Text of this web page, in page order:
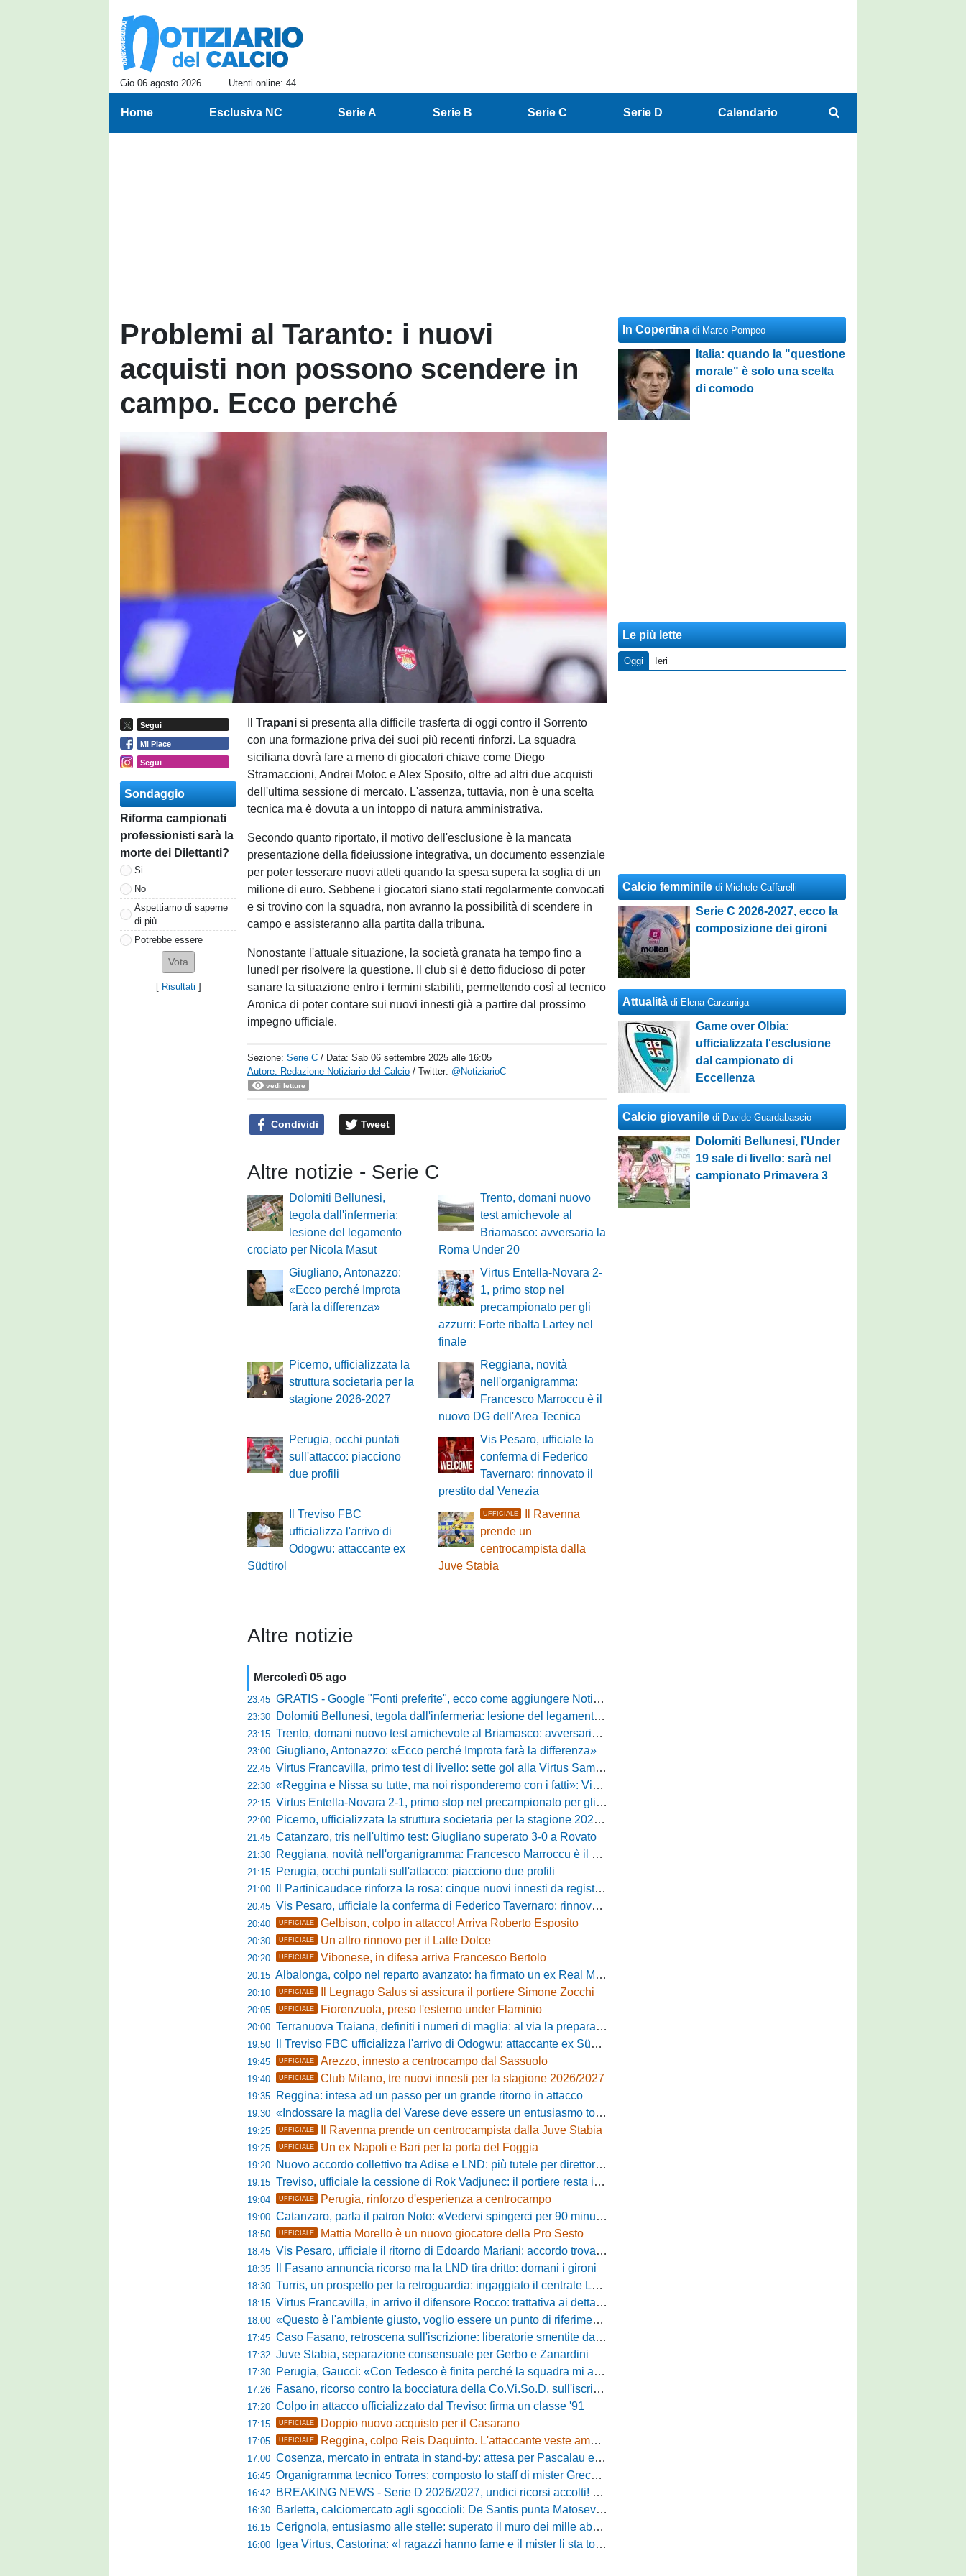
Gio 06 agosto 2026 Utenti online: 44
Home Esclusiva NC Serie A Serie B Serie C Serie D Calendario
Problemi al Taranto: i nuovi
acquisti non possono scendere in
campo. Ecco perché
Segui
Mi Piace
Segui
Sondaggio
Riforma campionati
professionisti sarà la
morte dei Dilettanti?
Si
No
Aspettiamo di saperne
di più
Potrebbe essere
[ Risultati ]
IlTrapanisi presenta alla difficile trasferta di oggi contro il Sorrento
con una formazione priva dei suoi più recenti rinforzi. La squadra
siciliana dovrà fare a meno di giocatori chiave come Diego
Stramaccioni, Andrei Motoc e Alex Sposito, oltre ad altri due acquisti
dell'ultima sessione di mercato. L'assenza, tuttavia, non è una scelta
tecnica ma è dovuta a un intoppo di natura amministrativa.
Secondo quanto riportato, il motivo dell'esclusione è la mancata
presentazione della fideiussione integrativa, un documento essenziale
per poter tesserare nuovi atleti quando la spesa supera la soglia di un
milione di euro. Sebbene i giocatori siano stati regolarmente convocati
e si trovino con la squadra, non avranno la possibilità di scendere in
campo e assisteranno alla partita dalla tribuna.
Nonostante l'attuale situazione, la società granata ha tempo fino a
lunedì per risolvere la questione. Il club si è detto fiducioso di poter
sanare la situazione entro i termini stabiliti, permettendo così al tecnico
Aronica di poter contare sui nuovi innesti già a partire dal prossimo
impegno ufficiale.
Sezione:Serie C / Data:Sab 06 settembre 2025 alle 16:05
Autore: Redazione Notiziario del Calcio / Twitter: @NotiziarioC
vedi letture
Condividi Tweet
Altre notizie - Serie C
Dolomiti Bellunesi,
tegola dall'infermeria:
lesione del legamento
crociato per Nicola Masut
Trento, domani nuovo
test amichevole al
Briamasco: avversaria la
Roma Under 20
Giugliano, Antonazzo:
«Ecco perché Improta
farà la differenza»
Virtus Entella-Novara 2-
1, primo stop nel
precampionato per gli
azzurri: Forte ribalta Lartey nel
finale
Picerno, ufficializzata la
struttura societaria per la
stagione 2026-2027
Reggiana, novità
nell'organigramma:
Francesco Marroccu è il
nuovo DG dell'Area Tecnica
Perugia, occhi puntati
sull'attacco: piacciono
due profili
Vis Pesaro, ufficiale la
conferma di Federico
Tavernaro: rinnovato il
prestito dal Venezia
Il Treviso FBC
ufficializza l'arrivo di
Odogwu: attaccante ex
Südtirol
UFFICIALE
Il Ravenna
prende un
centrocampista dalla
Juve Stabia
Altre notizie
Mercoledì 05 ago
23:45 GRATIS - Google "Fonti preferite", ecco come aggiungere NotiziarioCalcio alle tue notizie
23:30 Dolomiti Bellunesi, tegola dall'infermeria: lesione del legamento crociato per Nicola Masut
23:15 Trento, domani nuovo test amichevole al Briamasco: avversaria la Roma Under 20
23:00 Giugliano, Antonazzo: «Ecco perché Improta farà la differenza»
22:45 Virtus Francavilla, primo test di livello: sette gol alla Virtus Sammarco e colpo in difesa
22:30 «Reggina e Nissa su tutte, ma noi risponderemo con i fatti»: Vibonese, parla il ds Maglia
22:15 Virtus Entella-Novara 2-1, primo stop nel precampionato per gli azzurri: Forte ribalta Lartey nel finale
22:00 Picerno, ufficializzata la struttura societaria per la stagione 2026-2027
21:45 Catanzaro, tris nell'ultimo test: Giugliano superato 3-0 a Rovato
21:30 Reggiana, novità nell'organigramma: Francesco Marroccu è il nuovo DG dell'Area Tecnica
21:15 Perugia, occhi puntati sull'attacco: piacciono due profili
21:00 Il Partinicaudace rinforza la rosa: cinque nuovi innesti da registrare
20:45 Vis Pesaro, ufficiale la conferma di Federico Tavernaro: rinnovato il prestito dal Venezia
20:40 UFFICIALE Gelbison, colpo in attacco! Arriva Roberto Esposito
20:30 UFFICIALE Un altro rinnovo per il Latte Dolce
20:20 UFFICIALE Vibonese, in difesa arriva Francesco Bertolo
20:15 Albalonga, colpo nel reparto avanzato: ha firmato un ex Real Monterotondo
20:10 UFFICIALE Il Legnago Salus si assicura il portiere Simone Zocchi
20:05 UFFICIALE Fiorenzuola, preso l'esterno under Flaminio
20:00 Terranuova Traiana, definiti i numeri di maglia: al via la preparazione e la sfida con il Grosseto
19:50 Il Treviso FBC ufficializza l'arrivo di Odogwu: attaccante ex Südtirol
19:45 UFFICIALE Arezzo, innesto a centrocampo dal Sassuolo
19:40 UFFICIALE Club Milano, tre nuovi innesti per la stagione 2026/2027
19:35 Reggina: intesa ad un passo per un grande ritorno in attacco
19:30 «Indossare la maglia del Varese deve essere un entusiasmo totale»: mister Ciceri traccia la strada e carica i biancorossi
19:25 UFFICIALE Il Ravenna prende un centrocampista dalla Juve Stabia
19:25 UFFICIALE Un ex Napoli e Bari per la porta del Foggia
19:20 Nuovo accordo collettivo tra Adise e LND: più tutele per direttori sportivi e collaboratori
19:15 Treviso, ufficiale la cessione di Rok Vadjunec: il portiere resta in Italia, ecco dove
19:04 UFFICIALE Perugia, rinforzo d'esperienza a centrocampo
19:00 Catanzaro, parla il patron Noto: «Vedervi spingerci per 90 minuti è meraviglioso, costruiamo qualcosa di unico»
18:50 UFFICIALE Mattia Morello è un nuovo giocatore della Pro Sesto
18:45 Vis Pesaro, ufficiale il ritorno di Edoardo Mariani: accordo trovato con il Venezia
18:35 Il Fasano annuncia ricorso ma la LND tira dritto: domani i gironi
18:30 Turris, un prospetto per la retroguardia: ingaggiato il centrale Leopoldo Battipaglia
18:15 Virtus Francavilla, in arrivo il difensore Rocco: trattativa ai dettagli con il Cosenza
18:00 «Questo è l'ambiente giusto, voglio essere un punto di riferimento»: Noah Lewis carica la Dolomiti Bellunesi
17:45 Caso Fasano, retroscena sull'iscrizione: liberatorie smentite da due calciatori, ecco chi
17:32 Juve Stabia, separazione consensuale per Gerbo e Zanardini
17:30 Perugia, Gaucci: «Con Tedesco è finita perché la squadra mi addormentava»
17:26 Fasano, ricorso contro la bocciatura della Co.Vi.So.D. sull'iscrizione in Serie D
17:20 Colpo in attacco ufficializzato dal Treviso: firma un classe '91
17:15 UFFICIALE Doppio nuovo acquisto per il Casarano
17:05 UFFICIALE Reggina, colpo Reis Daquinto. L'attaccante veste amaranto
17:00 Cosenza, mercato in entrata in stand-by: attesa per Pascalau e trattative per la cessione di Ba
16:45 Organigramma tecnico Torres: composto lo staff di mister Greco per la stagione 2026-2027
16:42 BREAKING NEWS - Serie D 2026/2027, undici ricorsi accolti! Fasano bocciato e sei ripescaggi approvati
16:30 Barletta, calciomercato agli sgoccioli: De Santis punta Matosevic e Di Noia per completare la rosa
16:15 Cerignola, entusiasmo alle stelle: superato il muro dei mille abbonati, è record storico
16:00 Igea Virtus, Castorina: «I ragazzi hanno fame e il mister li sta torchiando per bene»
In Copertina di Marco Pompeo
Italia: quando la "questione
morale" è solo una scelta
di comodo
Le più lette
Oggi Ieri
Calcio femminile di Michele Caffarelli
Serie C 2026-2027, ecco la
composizione dei gironi
Attualità di Elena Carzaniga
Game over Olbia:
ufficializzata l'esclusione
dal campionato di
Eccellenza
Calcio giovanile di Davide Guardabascio
Dolomiti Bellunesi, l’Under
19 sale di livello: sarà nel
campionato Primavera 3